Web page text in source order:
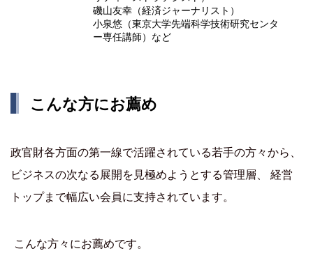
磯山友幸（経済ジャーナリスト）
小泉悠（東京大学先端科学技術研究センタ
ー専任講師）など
こんな方にお薦め
政官財各方面の第一線で活躍されている若手の方々から、
ビジネスの次なる展開を見極めようとする管理層、 経営
トップまで幅広い会員に支持されています。
こんな方々にお薦めです。